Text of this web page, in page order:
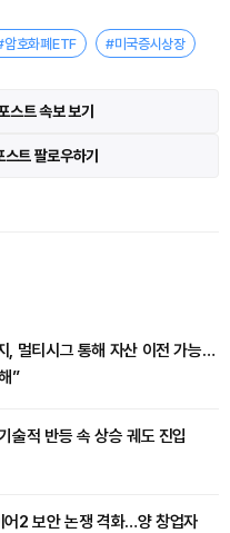
암호화폐ETF #미국증시상장
스트 속보 보기
트 팔로우하기
, 멀티시그 통해 자산 이전 가능…
”
술적 반등 속 상승 궤도 진입
어2 보안 논쟁 격화…양 창업자